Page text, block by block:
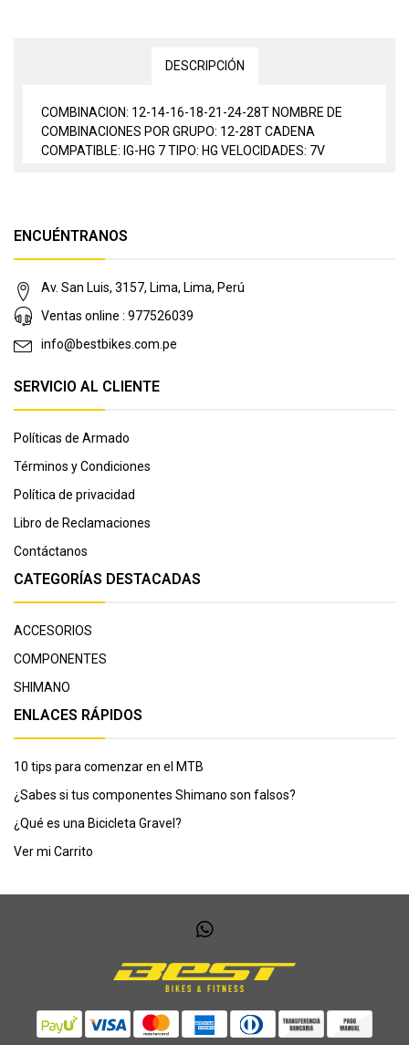
DESCRIPCIÓN
COMBINACION: 12-14-16-18-21-24-28T NOMBRE DE
COMBINACIONES POR GRUPO: 12-28T CADENA
COMPATIBLE: IG-HG 7 TIPO: HG VELOCIDADES: 7V
ENCUÉNTRANOS
Av. San Luis, 3157, Lima, Lima, Perú
Ventas online : 977526039
info@bestbikes.com.pe
SERVICIO AL CLIENTE
Políticas de Armado
Términos y Condiciones
Política de privacidad
Libro de Reclamaciones
Contáctanos
CATEGORÍAS DESTACADAS
ACCESORIOS
COMPONENTES
SHIMANO
ENLACES RÁPIDOS
10 tips para comenzar en el MTB
¿Sabes si tus componentes Shimano son falsos?
¿Qué es una Bicicleta Gravel?
Ver mi Carrito